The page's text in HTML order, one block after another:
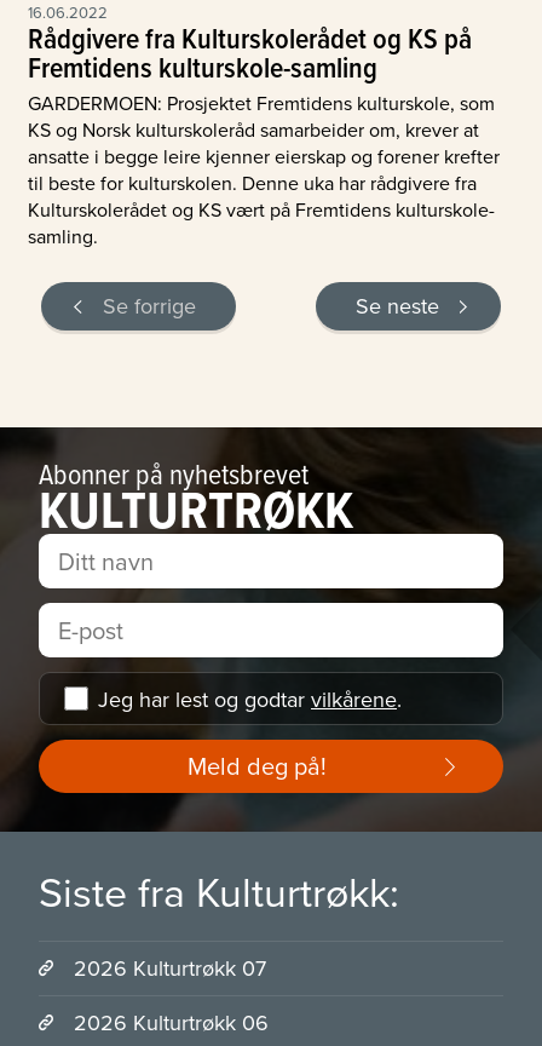
16.06.2022
Rådgivere fra Kulturskolerådet og KS på
Fremtidens kulturskole-samling
GARDERMOEN: Prosjektet Fremtidens kulturskole, som
KS og Norsk kulturskoleråd samarbeider om, krever at
ansatte i begge leire kjenner eierskap og forener krefter
til beste for kulturskolen. Denne uka har rådgivere fra
Kulturskolerådet og KS vært på Fremtidens kulturskole-
samling.
Se forrige Se neste
Abonner på nyhetsbrevet
KULTURTRØKK
Jeg har lest og godtar vilkårene.
Meld deg på!
Siste fra Kulturtrøkk:
2026 Kulturtrøkk 07
2026 Kulturtrøkk 06